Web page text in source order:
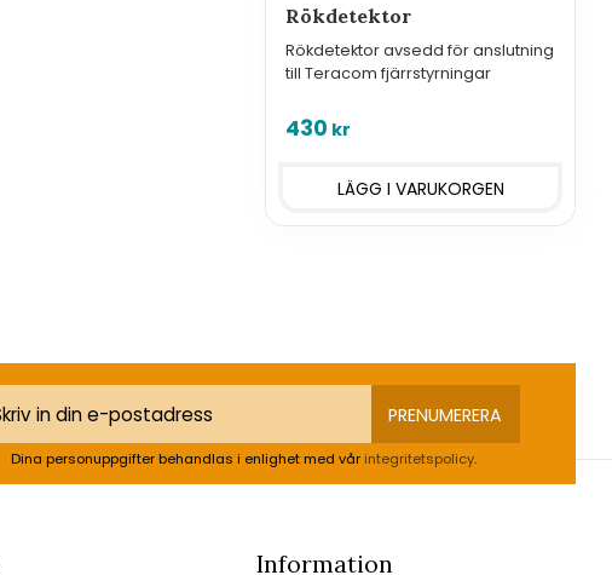
Rökdetektor
Rökdetektor avsedd för anslutning
till Teracom fjärrstyrningar
430 kr
PRENUMERERA
Dina personuppgifter behandlas i enlighet med vår integritetspolicy.
Information